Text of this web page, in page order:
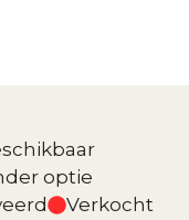
optie
Verkocht